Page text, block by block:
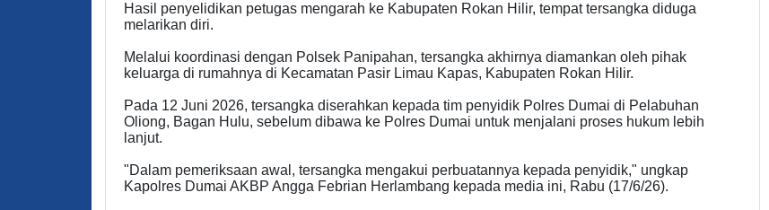
Hasil penyelidikan petugas mengarah ke Kabupaten Rokan Hilir, tempat tersangka diduga
melarikan diri.
Melalui koordinasi dengan Polsek Panipahan, tersangka akhirnya diamankan oleh pihak
keluarga di rumahnya di Kecamatan Pasir Limau Kapas, Kabupaten Rokan Hilir.
Pada 12 Juni 2026, tersangka diserahkan kepada tim penyidik Polres Dumai di Pelabuhan
Oliong, Bagan Hulu, sebelum dibawa ke Polres Dumai untuk menjalani proses hukum lebih
lanjut.
"Dalam pemeriksaan awal, tersangka mengakui perbuatannya kepada penyidik," ungkap
Kapolres Dumai AKBP Angga Febrian Herlambang kepada media ini, Rabu (17/6/26).